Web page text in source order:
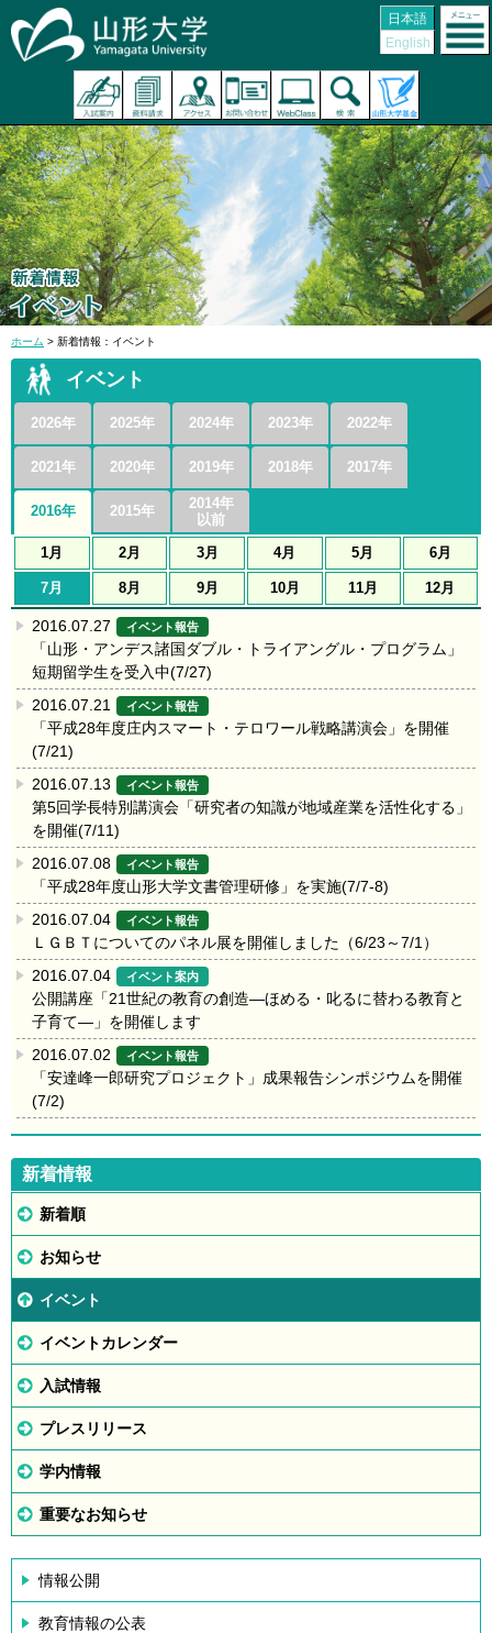
日本語
English
ホーム > 新着情報：イベント
イベント
2026年 2025年 2024年 2023年 2022年
2021年 2020年 2019年 2018年 2017年
2016年 2015年
2014年
以前
1月
2月 3月 4月 5月 6月
7月 8月 9月 10月 11月 12月
2016.07.27 イベント報告
「山形・アンデス諸国ダブル・トライアングル・プログラム」
短期留学生を受入中(7/27)
2016.07.21
イベント報告
「平成28年度庄内スマート・テロワール戦略講演会」を開催
(7/21)
2016.07.13
イベント報告
第5回学長特別講演会「研究者の知識が地域産業を活性化する」
を開催(7/11)
2016.07.08
イベント報告
「平成28年度山形大学文書管理研修」を実施(7/7-8)
2016.07.04
イベント報告
ＬＧＢＴについてのパネル展を開催しました（6/23～7/1）
2016.07.04
イベント案内
公開講座「21世紀の教育の創造―ほめる・叱るに替わる教育と
子育て―」を開催します
2016.07.02
イベント報告
「安達峰一郎研究プロジェクト」成果報告シンポジウムを開催
(7/2)
新着情報
新着順
お知らせ
イベント
イベントカレンダー
入試情報
プレスリリース
学内情報
重要なお知らせ
情報公開
教育情報の公表